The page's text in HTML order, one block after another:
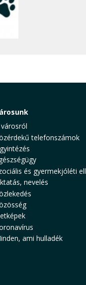
law
telefonszámok
és gyermekjóléti
nevelés
ami hulladék